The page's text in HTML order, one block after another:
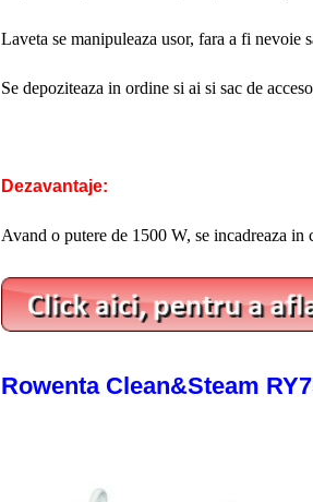
Laveta se manipuleaza usor, fara a fi nevoie
Se depoziteaza in ordine si ai si sac de
Dezavantaje:
Avand o putere de 1500 W, se incadreaza in
Rowenta Clean&Steam